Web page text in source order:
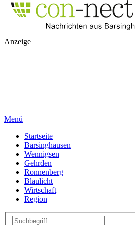
Anzeige
Menü
Startseite
Barsinghausen
Wennigsen
Gehrden
Ronnenberg
Blaulicht
Wirtschaft
Region